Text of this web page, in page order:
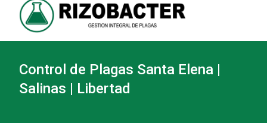
Control de Plagas Santa Elena |
Salinas | Libertad